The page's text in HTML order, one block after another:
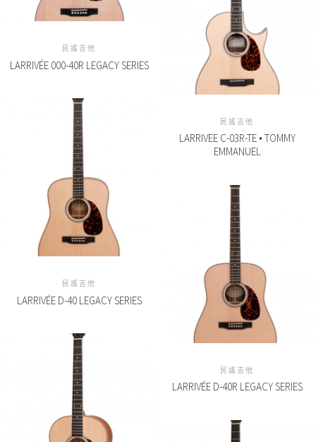
民謠吉他
LARRIVÉE 000-40R LEGACY SERIES
民謠吉他
LARRIVEE C-03R-TE • TOMMY
EMMANUEL
民謠吉他
LARRIVÉE D-40 LEGACY SERIES
民謠吉他
LARRIVÉE D-40R LEGACY SERIES